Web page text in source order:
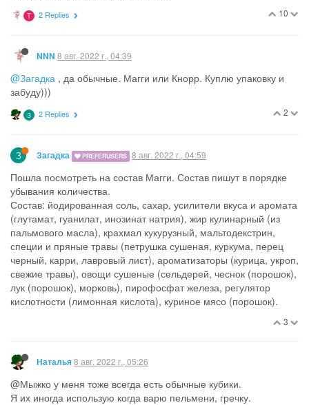
10
T 2 Replies
NNN 8 авг. 2022 г., 04:39
@Загадка , да обычные. Магги или Кнорр. Куплю упаковку и
забуду)))
2
З 2 Replies
З Загадка PREFERUSERS 8 авг. 2022 г., 04:59
Пошла посмотреть на состав Магги. Состав пишут в порядке
убывания количества.
Состав: йодированная соль, сахар, усилители вкуса и аромата
(глутамат, гуанилат, инозинат натрия), жир кулинарный (из
пальмового масла), крахмал кукурузный, мальтодекстрин,
специи и пряные травы (петрушка сушеная, куркума, перец
черный, карри, лавровый лист), ароматизаторы (курица, укроп,
свежие травы), овощи сушеные (сельдерей, чеснок (порошок),
лук (порошок), морковь), пирофосфат железа, регулятор
кислотности (лимонная кислота), куриное мясо (порошок).
3
Наталья8 авг. 2022 г., 05:26
@Мыжко у меня тоже всегда есть обычные кубики.
Я их иногда использую когда варю пельмени, гречку.